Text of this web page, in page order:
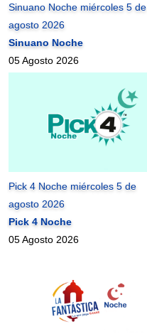
Sinuano Noche miércoles 5 de
agosto 2026
Sinuano Noche
05 Agosto 2026
Pick 4 Noche miércoles 5 de
agosto 2026
Pick 4 Noche
05 Agosto 2026